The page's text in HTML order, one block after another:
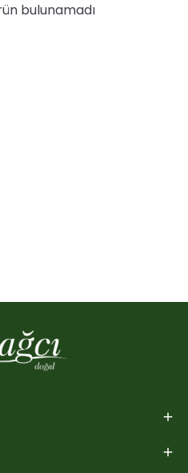
bulunamadı